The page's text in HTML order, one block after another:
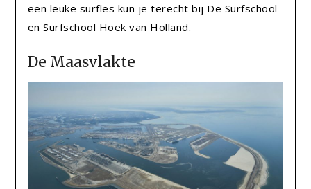
een leuke surfles kun je terecht bij De Surfschool
en Surfschool Hoek van Holland.
De Maasvlakte